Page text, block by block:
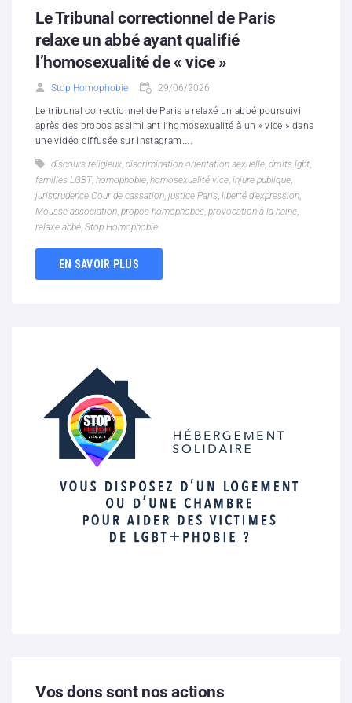
Le Tribunal correctionnel de Paris
relaxe un abbé ayant qualifié
l’homosexualité de « vice »
Stop Homophobie 29/06/2026
Le tribunal correctionnel de Paris a relaxé un abbé poursuivi
après des propos assimilant l’homosexualité à un « vice » dans
une vidéo diffusée sur Instagram....
discours religieux, discrimination orientation sexuelle, droits lgbt,
familles LGBT, homophobie, homosexualité vice, injure publique,
jurisprudence Cour de cassation, justice Paris, liberté d’expression,
Mousse association, propos homophobes, provocation à la haine,
relaxe abbé, Stop Homophobie
EN SAVOIR PLUS
Vos dons sont nos actions